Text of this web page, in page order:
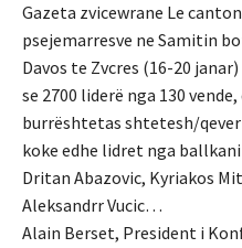
Gazeta zvicewrane Le
psejemarresve ne Samitin
Davos te Zvcres (16-20
se 2700 liderë nga 130
burrështetas shtetesh/
koke edhe lidret nga
Dritan Abazovic, Kyriakos
Aleksandrr Vucic…
Alain Berset, President i